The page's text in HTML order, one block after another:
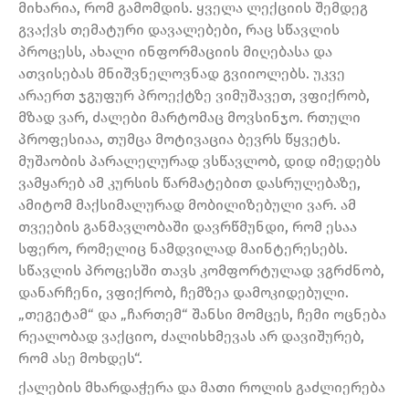
მიხარია, რომ გამომდის. ყველა ლექციის შემდეგ
გვაქვს თემატური დავალებები, რაც სწავლის
პროცესს, ახალი ინფორმაციის მიღებასა და
ათვისებას მნიშვნელოვნად გვიიოლებს. უკვე
არაერთ ჯგუფურ პროექტზე ვიმუშავეთ, ვფიქრობ,
მზად ვარ, ძალები მარტომაც მოვსინჯო. რთული
პროფესიაა, თუმცა მოტივაცია ბევრს წყვეტს.
მუშაობის პარალელურად ვსწავლობ, დიდ იმედებს
ვამყარებ ამ კურსის წარმატებით დასრულებაზე,
ამიტომ მაქსიმალურად მობილიზებული ვარ. ამ
თვეების განმავლობაში დავრწმუნდი, რომ ესაა
სფერო, რომელიც ნამდვილად მაინტერესებს.
სწავლის პროცესში თავს კომფორტულად ვგრძნობ,
დანარჩენი, ვფიქრობ, ჩემზეა დამოკიდებული.
„თეგეტამ“ და „ჩართემ“ შანსი მომცეს, ჩემი ოცნება
რეალობად ვაქციო, ძალისხმევას არ დავიშურებ,
რომ ასე მოხდეს“.
ქალების მხარდაჭერა და მათი როლის გაძლიერება